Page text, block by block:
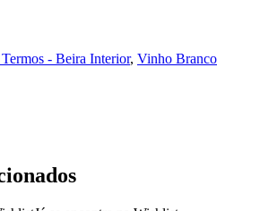
Casal Branco Tejo
Crasto
Noval Douro
- Beira Interior, Vinho Branco